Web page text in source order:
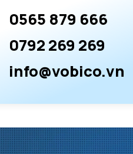
0565 879 666
0792 269 269
info@vobico.vn